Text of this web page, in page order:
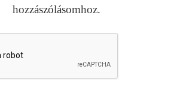
hozzászólásomhoz.